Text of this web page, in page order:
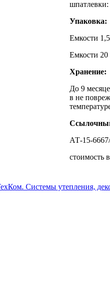
Упаковка:
Емкости
Емкости 20
Хранение:
До 9
в не
АТ-15-
стоимость
Системы утепления,